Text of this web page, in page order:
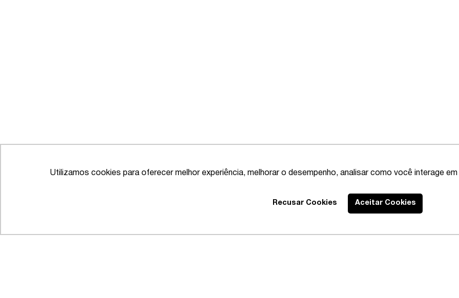
Utilizamos cookies para oferecer melhor experiência, melhorar o desempenho, analisar como você interage
Recusar Cookies Aceitar Cookies